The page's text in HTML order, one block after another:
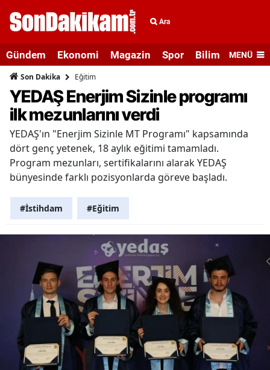
Ara
Gündem Ekonomi Magazin Spor Bilim veMENÜ
Son Dakika Eğitim
YEDAŞ Enerjim Sizinle programı
ilk mezunlarını verdi
YEDAŞ'ın "Enerjim Sizinle MT Programı" kapsamında
dört genç yetenek, 18 aylık eğitimi tamamladı.
Program mezunları, sertifikalarını alarak YEDAŞ
bünyesinde farklı pozisyonlarda göreve başladı.
#İstihdam #Eğitim